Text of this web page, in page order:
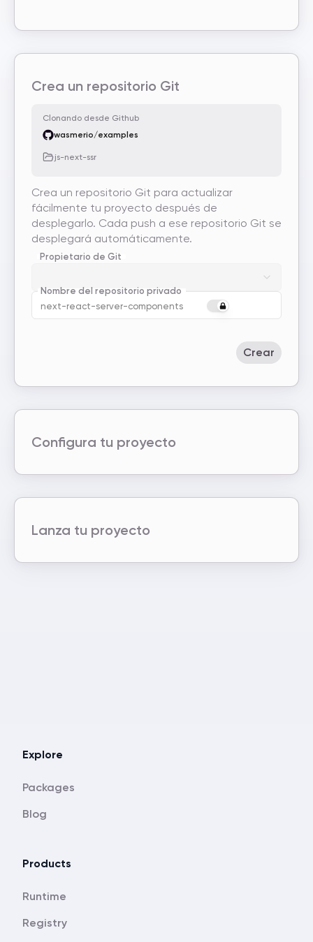
Crea un repositorio Git
Clonando desde Github
wasmerio/examples
js-next-ssr
Crea un repositorio Git para actualizar
fácilmente tu proyecto después de
desplegarlo. Cada push a ese repositorio Git se
desplegará automáticamente.
Propietario de Git
Nombre del repositorio privado
Crear
Configura tu proyecto
Lanza tu proyecto
Explore
Packages
Blog
Products
Runtime
Registry